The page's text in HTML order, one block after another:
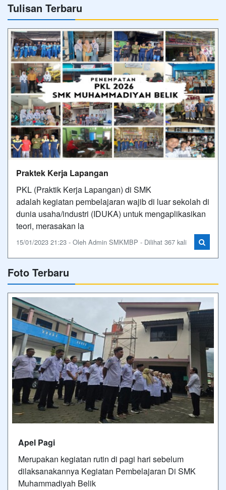
Tulisan Terbaru
Praktek Kerja Lapangan
PKL (Praktik Kerja Lapangan) di SMK
adalah kegiatan pembelajaran wajib di luar sekolah di
dunia usaha/industri (IDUKA) untuk mengaplikasikan
teori, merasakan la
15/01/2023 21:23 - Oleh Admin SMKMBP - Dilihat 367 kali
Foto Terbaru
Apel Pagi
Merupakan kegiatan rutin di pagi hari sebelum
dilaksanakannya Kegiatan Pembelajaran Di SMK
Muhammadiyah Belik